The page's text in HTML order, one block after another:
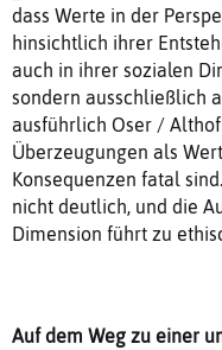
dass Werte in der
hinsichtlich ihrer
auch in ihrer sozialen
sondern ausschließlich
ausführlich Oser /
Überzeugungen als
Konsequenzen fatal
nicht deutlich, und die
Dimension führt zu
Auf dem Weg zu einer